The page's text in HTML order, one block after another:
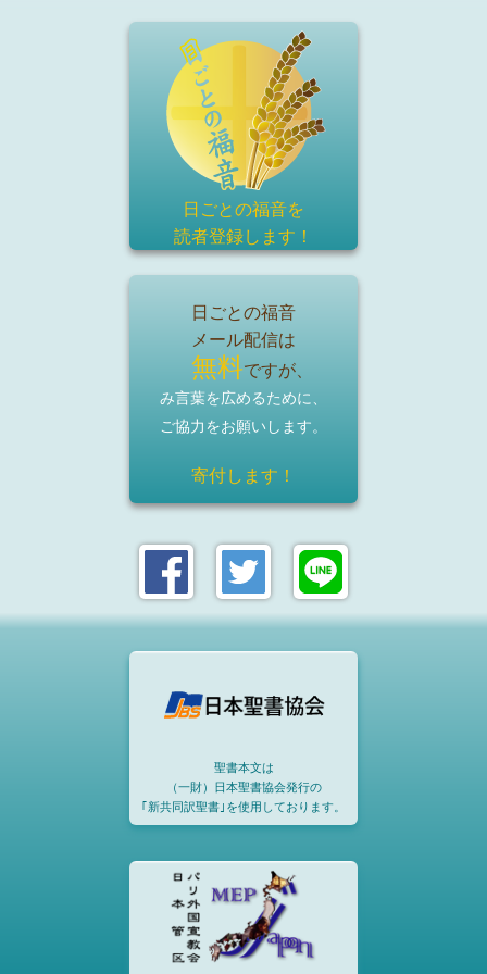
日ごとの福音を
読者登録します！
日ごとの福音
メール配信は
無料ですが、
み言葉を広めるために、
ご協力をお願いします。
寄付します！
聖書本文は
（一財）日本聖書協会発行の
｢新共同訳聖書｣を使用しております。